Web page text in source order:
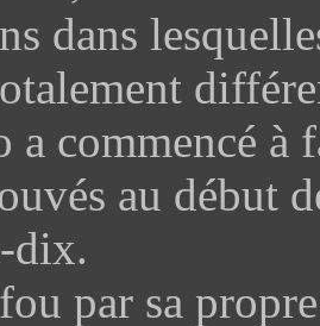
dans
a commencé à
au début
dix.
par sa